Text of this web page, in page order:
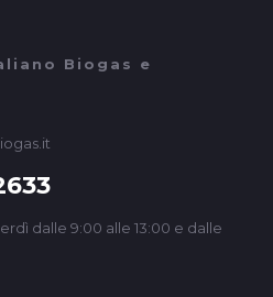
Biogas e
dalle 9:00 alle 13:00 e dalle